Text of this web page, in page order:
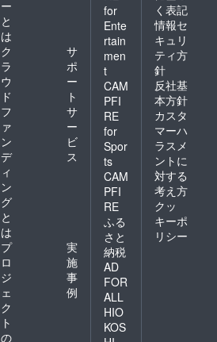
ー
と
は
ク
ラ
ウ
ド
フ
ァ
ン
デ
ィ
ン
グ
と
は
サ
ポ
ー
ト
サ
ー
ビ
ス
プ
ロ
ジ
ェ
ク
ト
の
実
施
事
例
for
Ente
rtain
men
t
CAM
PFI
RE
for
Spor
ts
CAM
PFI
RE
ふる
さと
納税
AD
FOR
ALL
HIO
KOS
く表記
情報セ
キュリ
ティ方
針
反社基
本方針
カスタ
マーハ
ラスメ
ントに
対する
考え方
クッ
キーポ
リシー